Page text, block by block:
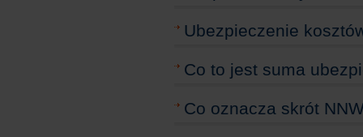
Ubezpieczenie
Co to jest suma
Co oznacza skrót